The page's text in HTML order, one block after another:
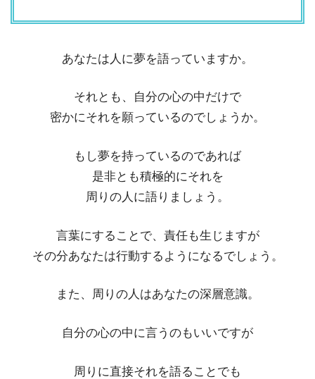
あなたは人に夢を語っていますか。
それとも、自分の心の中だけで
密かにそれを願っているのでしょうか。
もし夢を持っているのであれば
是非とも積極的にそれを
周りの人に語りましょう。
言葉にすることで、責任も生じますが
その分あなたは行動するようになるでしょう。
また、周りの人はあなたの深層意識。
自分の心の中に言うのもいいですが
周りに直接それを語ることでも